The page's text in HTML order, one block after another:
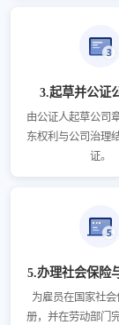
3.起草并公证
由公证人起草公司
东权利与公司治理
证。
5.办理社会保险
为雇员在国家社
册，并在劳动部门